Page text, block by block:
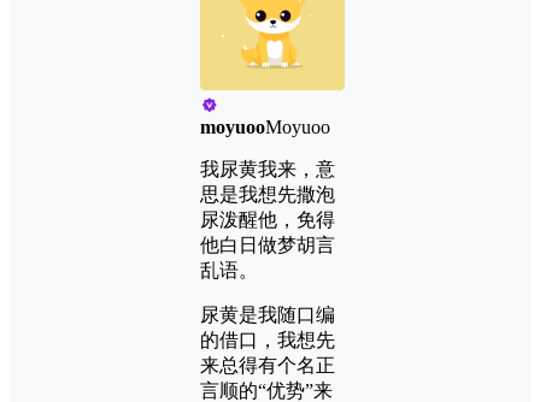
moyuooMoyuoo
我尿黄我来，意
思是我想先撒泡
尿泼醒他，免得
他白日做梦胡言
乱语。
尿黄是我随口编
的借口，我想先
来总得有个名正
言顺的“优势”来